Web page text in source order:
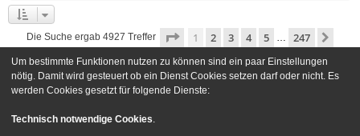
Die Suche ergab 4927 Treffer Seite 1von 247
1 2 3 4 5 … 247
Gehe zu
Foren-Übersicht Kontakt
Um bestimmte Funktionen nutzen zu können sind ein paar Einstellungen
nötig. Damit wird gesteuert ob ein Dienst Cookies setzen darf oder nicht. Es
werden Cookies gesetzt für folgende Dienste:
Technisch notwendige Cookies.